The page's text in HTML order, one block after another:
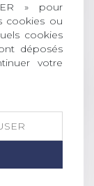
ayant
grade
en droit,
le droit
sociales
ou
» pour
cookies ou
cookies
déposés
votre